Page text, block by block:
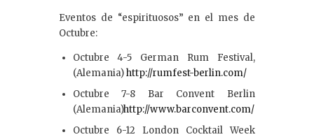
Eventos de “espirituosos” en el mes de
Octubre:
Octubre 4-5 German Rum Festival,
(Alemania)http://rumfest-berlin.com/
Octubre 7-8 Bar Convent Berlin
(Alemania)http://www.barconvent.com/
Octubre 6-12 London Cocktail Week